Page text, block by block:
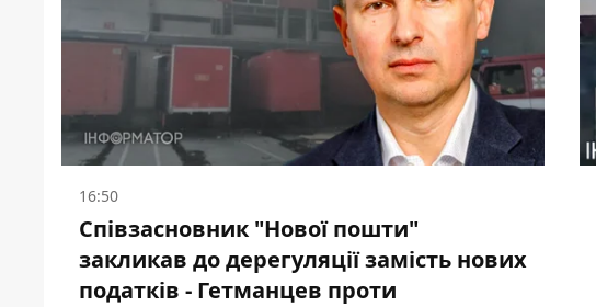
16:50
Співзасновник "Нової пошти"
закликав до дерегуляції замість нових
податків - Гетманцев проти